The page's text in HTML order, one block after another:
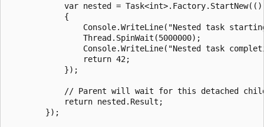
var nested = Task<int>.Factory.StartNew(()
            {
Console.WriteLine("Nested task
                Thread.SpinWait(5000000);
Console.WriteLine("Nested task
                return 42;
            });
// Parent will wait for this detached
            return nested.Result;
        });